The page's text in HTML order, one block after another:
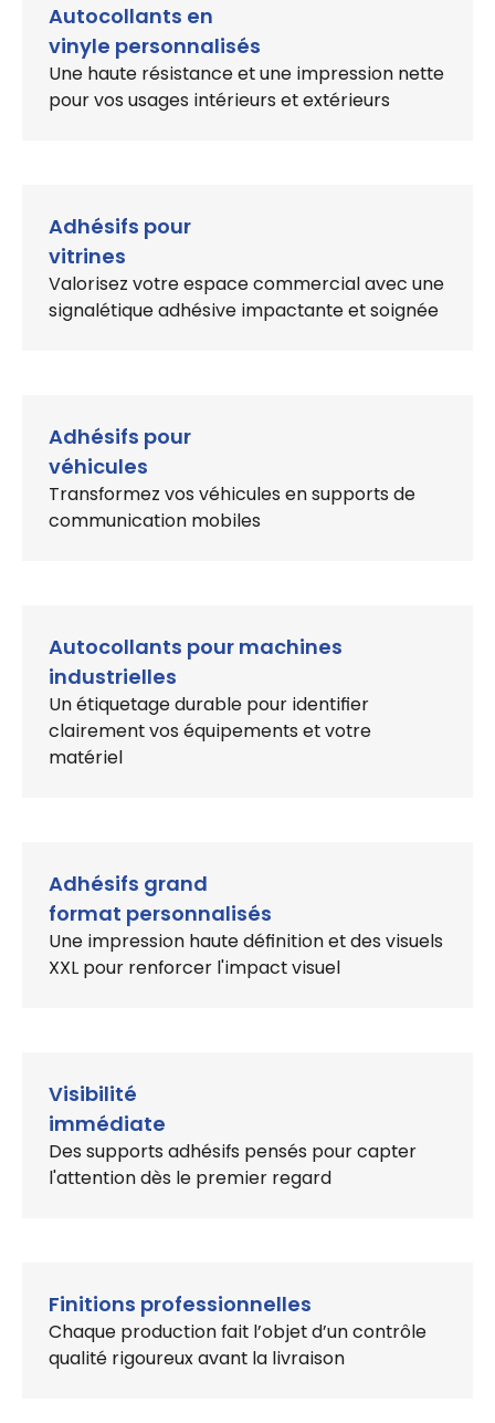
Autocollants en
vinyle personnalisés
Une haute résistance et une impression nette
pour vos usages intérieurs et extérieurs
Adhésifs pour
vitrines
Valorisez votre espace commercial avec une
signalétique adhésive impactanteet soignée
Adhésifs pour
véhicules
Transformez vos véhicules en supports de
communication mobiles
Autocollants pour machines
industrielles
Un étiquetage durable pour identifier
clairement vos équipements et votre
matériel
Adhésifs grand
format personnalisés
Une impression haute définition et des visuels
XXL pour renforcer l'impact visuel
Visibilité
immédiate
Des supports adhésifs pensés pour capter
l'attention dès le premier regard
Finitions professionnelles
Chaque production fait l’objet d’un contrôle
qualité rigoureux avant la livraison